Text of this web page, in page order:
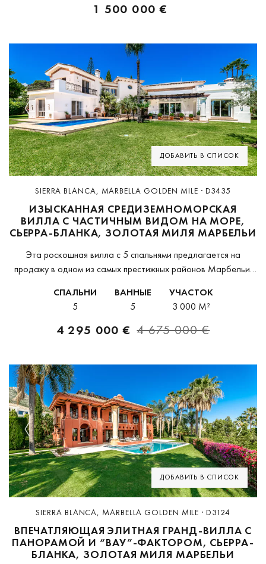
1 500 000 €
ДОБАВИТЬ В СПИСОК
Previous Next
SIERRA BLANCA, MARBELLA GOLDEN MILE · D3435
ИЗЫСКАННАЯ СРЕДИЗЕМНОМОРСКАЯ
ВИЛЛА С ЧАСТИЧНЫМ ВИДОМ НА МОРЕ,
СЬЕРРА-БЛАНКА, ЗОЛОТАЯ МИЛЯ МАРБЕЛЬИ
Эта роскошная вилла с 5 спальнями предлагается на
продажу в одном из самых престижных районов Марбельи,
охраной расположен всего в нескольких минутах езды от...
СПАЛЬНИ
5
ВАННЫЕ
5
УЧАСТОК
3 000 M²
4 295 000 € 4 675 000 €
ДОБАВИТЬ В СПИСОК
Previous Next
SIERRA BLANCA, MARBELLA GOLDEN MILE · D3124
ВПЕЧАТЛЯЮЩАЯ ЭЛИТНАЯ ГРАНД-ВИЛЛА С
ПАНОРАМОЙ И “ВАУ”-ФАКТОРОМ, СЬЕРРА-
БЛАНКА, ЗОЛОТАЯ МИЛЯ МАРБЕЛЬИ